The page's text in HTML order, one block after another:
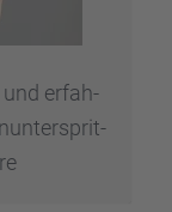
und erfah­